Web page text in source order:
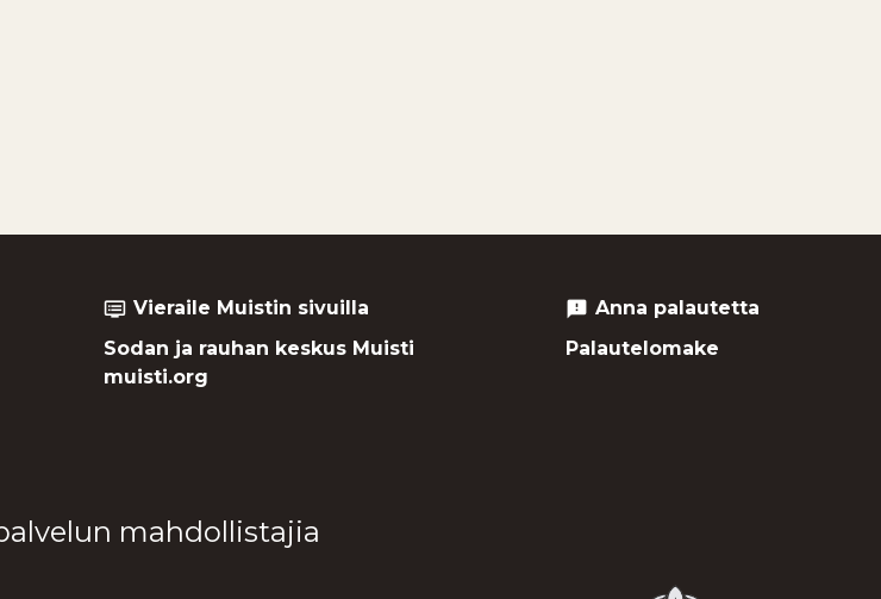
dvr Vieraile Muistin sivuilla
Sodan ja rauhan keskus Muisti
muisti.org
feedback Anna palautetta
Palautelomake
mahdollistajia